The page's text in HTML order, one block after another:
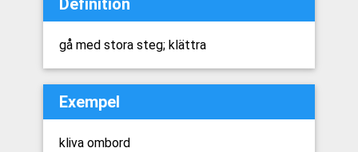
Definition
gå med stora steg; klättra
Exempel
kliva ombord